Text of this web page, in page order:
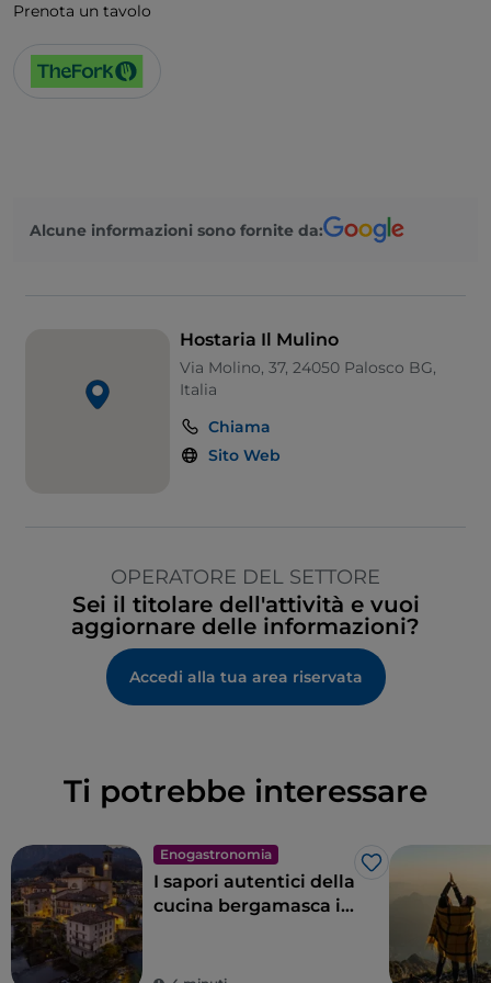
Prenota un tavolo
Alcune informazioni sono fornite da:
Hostaria Il Mulino
Via Molino, 37, 24050 Palosco BG,
Italia
Chiama
Sito Web
OPERATORE DEL SETTORE
Sei il titolare dell'attività e vuoi
aggiornare delle informazioni?
Accedi alla tua area riservata
Ti potrebbe interessare
Enogastronomia
Like
I sapori autentici della
cucina bergamasca in